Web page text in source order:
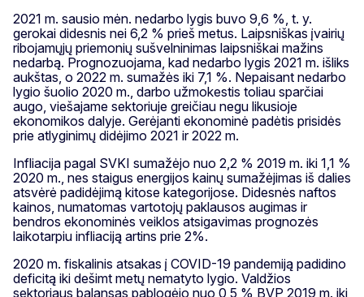
2021 m. sausio mėn. nedarbo lygis buvo 9,6 %, t. y.
gerokai didesnis nei 6,2 % prieš metus. Laipsniškas įvairių
ribojamųjų priemonių sušvelninimas laipsniškai mažins
nedarbą. Prognozuojama, kad nedarbo lygis 2021 m. išliks
aukštas, o 2022 m. sumažės iki 7,1 %. Nepaisant nedarbo
lygio šuolio 2020 m., darbo užmokestis toliau sparčiai
augo, viešajame sektoriuje greičiau negu likusioje
ekonomikos dalyje. Gerėjanti ekonominė padėtis prisidės
prie atlyginimų didėjimo 2021 ir 2022 m.
Infliacija pagal SVKI sumažėjo nuo 2,2 % 2019 m. iki 1,1 %
2020 m., nes staigus energijos kainų sumažėjimas iš dalies
atsvėrė padidėjimą kitose kategorijose. Didesnės naftos
kainos, numatomas vartotojų paklausos augimas ir
bendros ekonominės veiklos atsigavimas prognozės
laikotarpiu infliaciją artins prie 2%.
2020 m. fiskalinis atsakas į COVID-19 pandemiją padidino
deficitą iki dešimt metų nematyto lygio. Valdžios
sektoriaus balansas pablogėjo nuo 0,5 % BVP 2019 m. iki